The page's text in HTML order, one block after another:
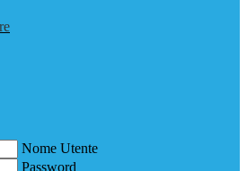
Nome Utente
Password